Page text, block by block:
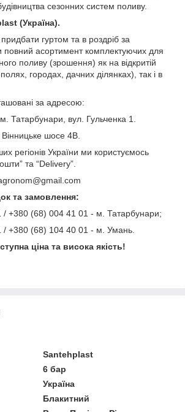
сезонних систем поливу.
(Україна).
гуртом та в роздріб за
асортимент комплектуючих для
поливу (зрошення) як на відкритій
полях, городах, дачних ділянках), так і в
за адресою:
Татарбунари, вул. Гульченка 1.
шосе 4В.
регіонів України ми користуємось
та “Delivery”.
та замовлення:
+380 (68) 004 41 01 - м. Татарбунари;
/ +380 (68) 104 40 01 - м. Умань.
ціна та висока якість!
Santehplast
6 бар
Україна
Блакитний